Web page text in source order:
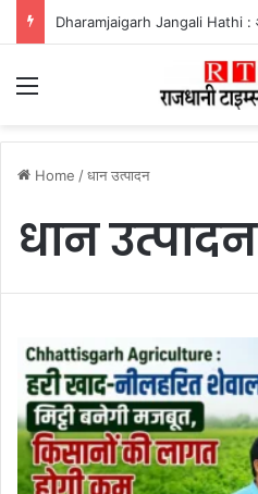
Menu
Home /धान उत्पादन
धान उत्पादन